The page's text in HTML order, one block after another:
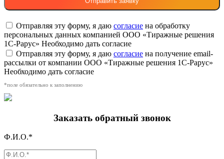
Отправляя эту форму, я даю согласие на обработку
персональных данных компанией ООО «Тиражные решения
1С-Рарус» Необходимо дать согласие
Отправляя эту форму, я даю согласие на получение email-
рассылки от компании ООО «Тиражные решения 1С-Рарус»
Необходимо дать согласие
*поле обязательно к заполнению
Заказать обратный звонок
Ф.И.О.*